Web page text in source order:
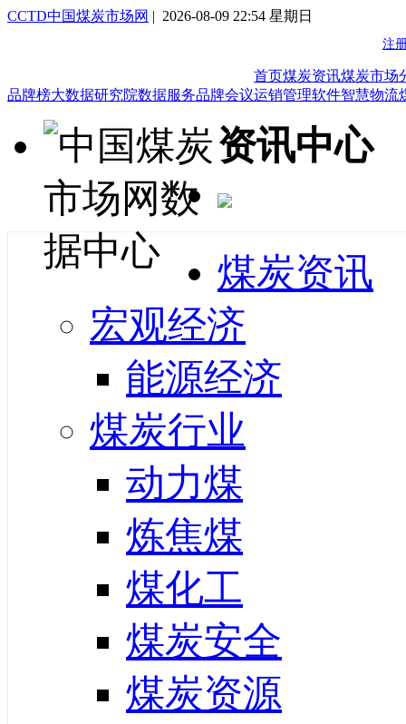
CCTD中国煤炭市场网 | 2026-08-09 22:54 星期日
首页煤炭资讯煤炭市场
品牌榜大数据研究院数据服务品牌会议运销管理软件智慧物流
资讯中心
煤炭资讯
宏观经济
能源经济
煤炭行业
动力煤
炼焦煤
煤化工
煤炭安全
煤炭资源